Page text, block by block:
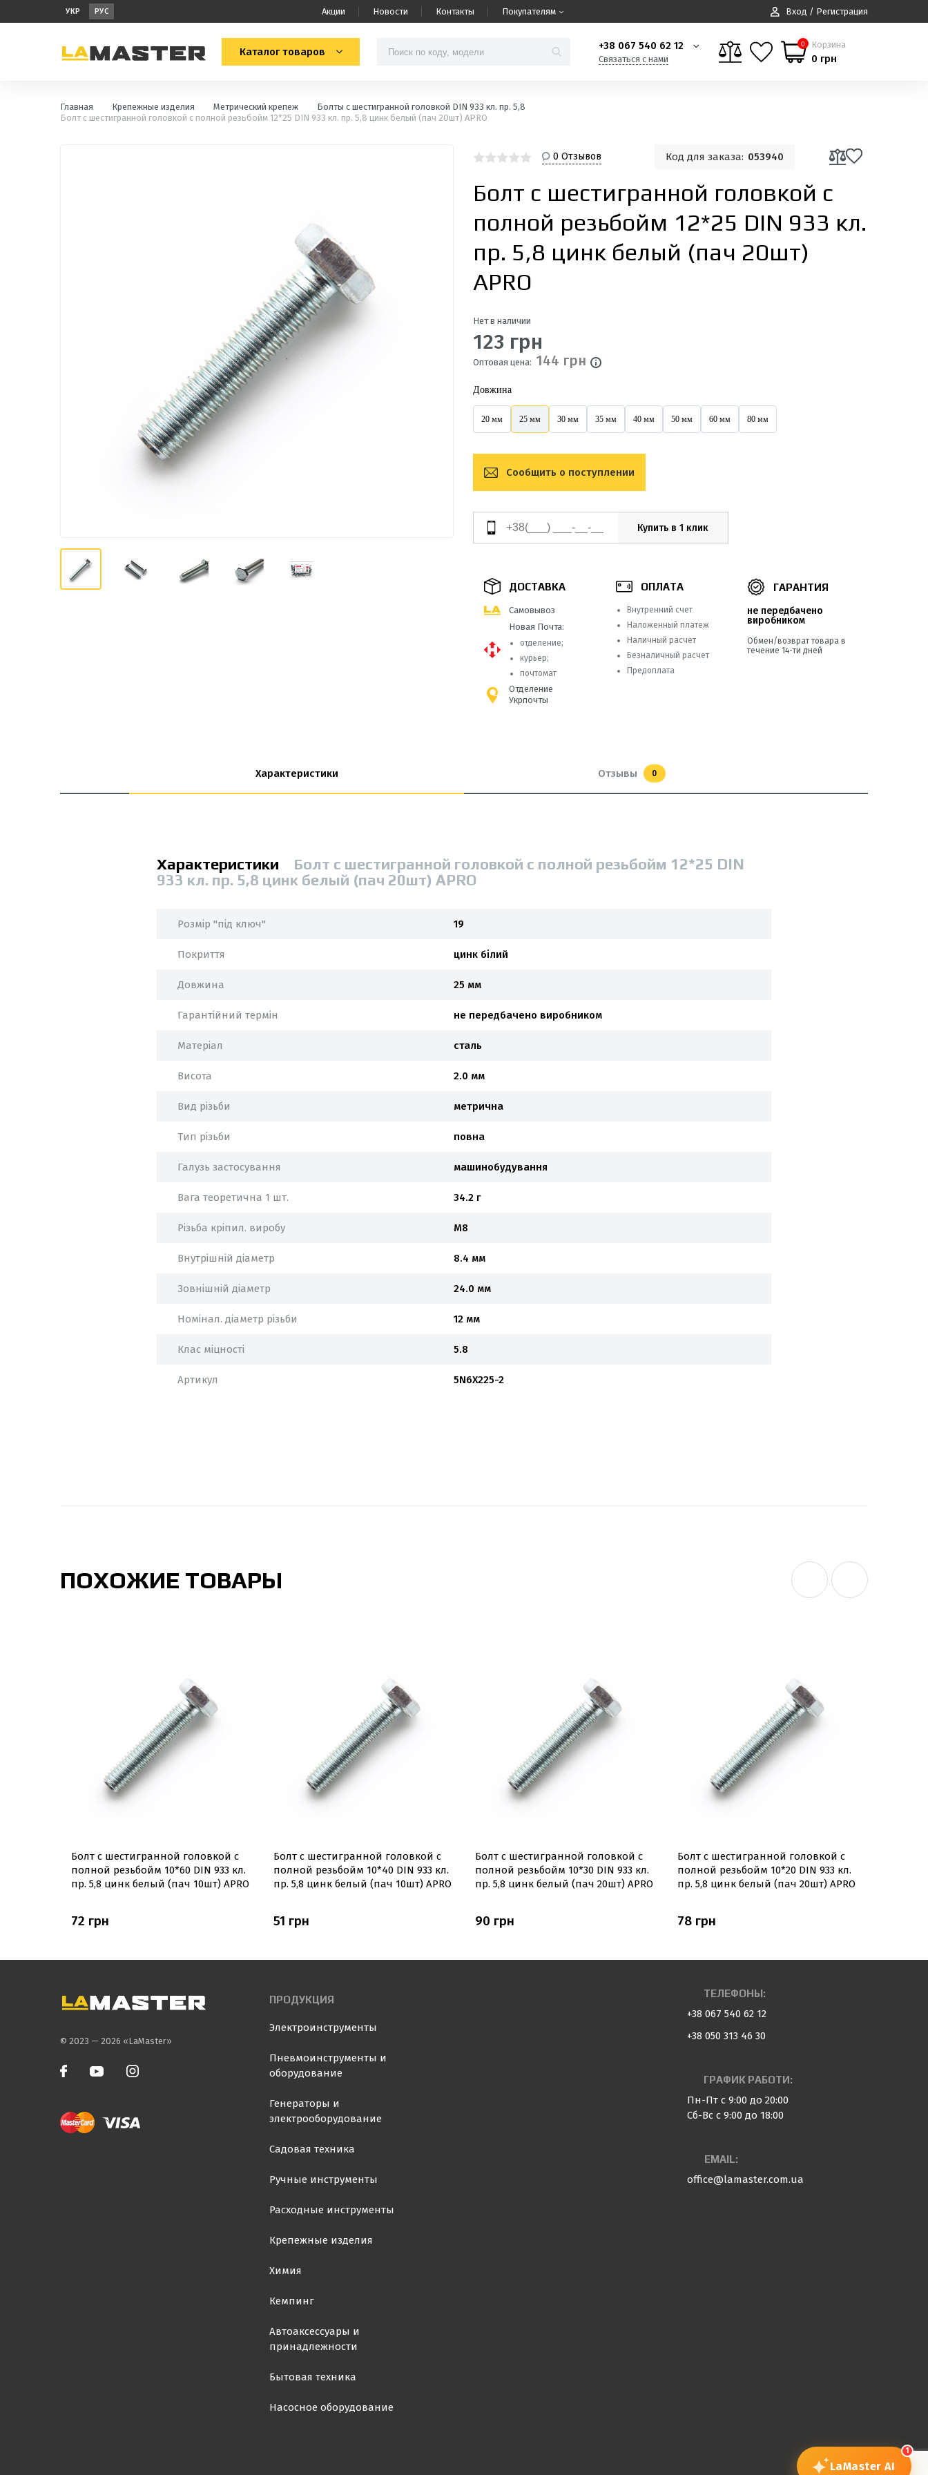
УКР РУС Акции Новости Контакты Покупателям Вход / Регистрация
Каталог товаров
+38 067 540 62 12
Связаться с нами
0 Корзина
0 грн
Главная Крепежные изделия Метрический крепеж
Болты с шестигранной головкой DIN 933 кл. пр. 5,8
Болт с шестигранной головкой с полной резьбойм 12*25 DIN 933 кл. пр. 5,8 цинк белый (пач 20шт) APRO
0 Отзывов Код для заказа: 053940
Болт с шестигранной головкой с
полной резьбойм 12*25 DIN 933 кл.
пр. 5,8 цинк белый (пач 20шт)
APRO
Нет в наличии
123 грн
Оптовая цена: 144 грн
Довжина
20 мм 25 мм 30 мм 35 мм 40 мм 50 мм 60 мм 80 мм
Сообщить о поступлении
Купить в 1 клик
ДОСТАВКА
Самовывоз
Новая Почта:
отделение;
курьер;
почтомат
Отделение
Укрпочты
ОПЛАТА
Внутренний счет
Наложенный платеж
Наличный расчет
Безналичный расчет
Предоплата
ГАРАНТИЯ
не передбачено
виробником
Обмен/возврат товара в
течение 14-ти дней
Характеристики Отзывы 0
Характеристики
Болт с шестигранной головкой с полной резьбойм 12*25 DIN
933 кл. пр. 5,8 цинк белый (пач 20шт) APRO
Розмір "під ключ" 19
Покриття цинк білий
Довжина 25 мм
Гарантійний термін не передбачено виробником
Матеріал сталь
Висота 2.0 мм
Вид різьби метрична
Тип різьби повна
Галузь застосування машинобудування
Вага теоретична 1 шт. 34.2 г
Різьба кріпил. виробу М8
Внутрішній діаметр 8.4 мм
Зовнішній діаметр 24.0 мм
Номінал. діаметр різьби 12 мм
Клас міцності 5.8
Артикул 5N6X225-2
ПОХОЖИЕ ТОВАРЫ
Болт с шестигранной головкой с
полной резьбойм 10*60 DIN 933 кл.
пр. 5,8 цинк белый (пач 10шт) APRO
72 грн
Болт с шестигранной головкой с
полной резьбойм 10*40 DIN 933 кл.
пр. 5,8 цинк белый (пач 10шт) APRO
51 грн
Болт с шестигранной головкой с
полной резьбойм 10*30 DIN 933 кл.
пр. 5,8 цинк белый (пач 20шт) APRO
90 грн
Болт с шестигранной головкой с
полной резьбойм 10*20 DIN 933 кл.
пр. 5,8 цинк белый (пач 20шт) APRO
78 грн
© 2023 — 2026 «LaMaster»
ПРОДУКЦИЯ
Электроинструменты
Пневмоинструменты и
оборудование
Генераторы и
электрооборудование
Садовая техника
Ручные инструменты
Расходные инструменты
Крепежные изделия
Химия
Кемпинг
Автоаксессуары и
принадлежности
Бытовая техника
Насосное оборудование
ТЕЛЕФОНЫ:
+38 067 540 62 12
+38 050 313 46 30
ГРАФИК РАБОТИ:
Пн-Пт с 9:00 до 20:00
Сб-Вс с 9:00 до 18:00
EMAIL:
office@lamaster.com.ua
1
LaMaster AI